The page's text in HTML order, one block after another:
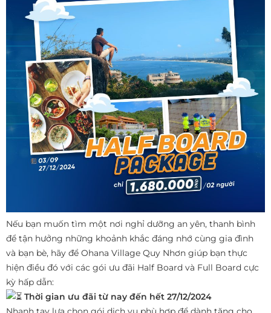
Nếu bạn muốn tìm một nơi nghỉ dưỡng an yên, thanh bình
để tận hưởng những khoảnh khắc đáng nhớ cùng gia đình
và bạn bè, hãy để Ohana Village Quy Nhơn giúp bạn thực
hiện điều đó với các gói ưu đãi Half Board và Full Board cực
kỳ hấp dẫn:
Thời gian ưu đãi từ nay đến hết 27/12/2024